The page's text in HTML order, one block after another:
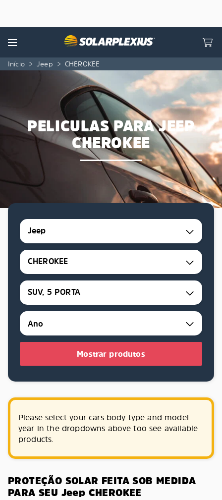
Menu
Início > Jeep > CHEROKEE
PELICULAS PARA JEEP
CHEROKEE
Jeep
CHEROKEE
SUV, 5 PORTA
Mostrar produtos
Please select your cars body type and model
year in the dropdowns above too see available
products.
PROTEÇÃO SOLAR FEITA SOB MEDIDA
PARA SEU Jeep CHEROKEE